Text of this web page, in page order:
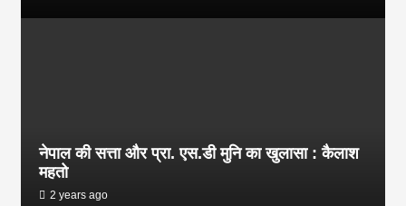
नेपाल की सत्ता और प्रा. एस.डी मुनि का खुलासा : कैलाश
महतो
2 years ago